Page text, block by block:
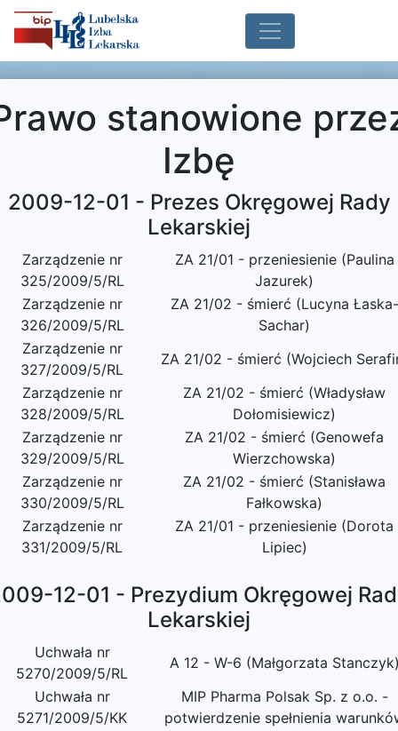
stanowione
Izbę
2009-12-01 - Prezes Okręgowej Rady
Lekarskiej
Zarządzenie nr
325/2009/5/RL
ZA 21/01 - przeniesienie (Paulina
Jazurek)
Zarządzenie nr
326/2009/5/RL
ZA 21/02 - śmierć (Lucyna Łaska-
Sachar)
Zarządzenie nr
327/2009/5/RL
ZA 21/02 - śmierć (Wojciech
Zarządzenie nr
328/2009/5/RL
ZA 21/02 - śmierć (Władysław
Dołomisiewicz)
Zarządzenie nr
329/2009/5/RL
ZA 21/02 - śmierć (Genowefa
Wierzchowska)
Zarządzenie nr
330/2009/5/RL
ZA 21/02 - śmierć (Stanisława
Fałkowska)
Zarządzenie nr
331/2009/5/RL
ZA 21/01 - przeniesienie (Dorota
Lipiec)
12-01 - Prezydium Okręgowej
Lekarskiej
Uchwała nr
5270/2009/5/RL
A 12 - W-6 (Małgorzata
Uchwała nr
5271/2009/5/KK
MIP Pharma Polsak Sp. z o.o. -
potwierdzenie spełnienia